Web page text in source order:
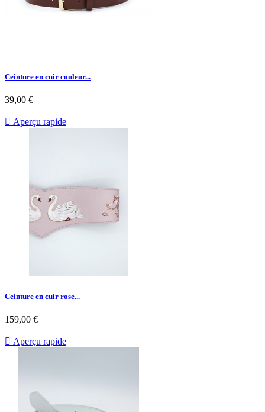
Ceinture en cuir couleur...
39,00 €
 Aperçu rapide
Ceinture en cuir rose...
159,00 €
 Aperçu rapide